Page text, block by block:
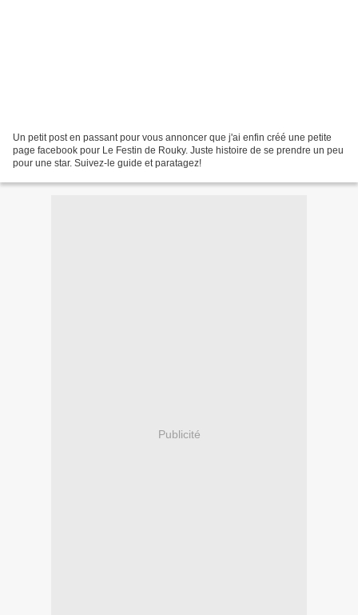
Un petit post en passant pour vous annoncer que j'ai enfin créé une petite
page facebook pour Le Festin de Rouky. Juste histoire de se prendre un peu
pour une star. Suivez-le guide et paratagez!
Publicité